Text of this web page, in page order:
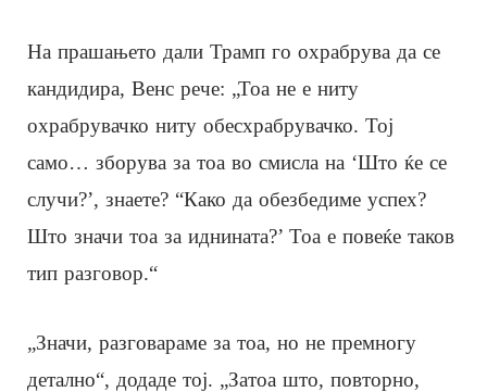
На прашањето дали Трамп го охрабрува да се
кандидира, Венс рече: „Тоа не е ниту
охрабрувачко ниту обесхрабрувачко. Тој
само… зборува за тоа во смисла на ‘Што ќе се
случи?’, знаете? “Како да обезбедиме успех?
Што значи тоа за иднината?’ Тоа е повеќе таков
тип разговор.“
„Значи, разговараме за тоа, но не премногу
детално“, додаде тој. „Затоа што, повторно,